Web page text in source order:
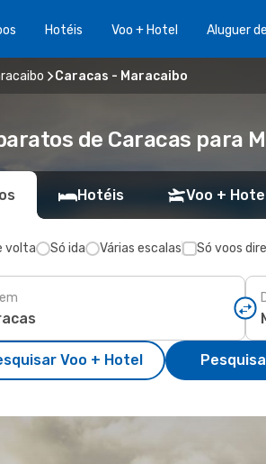
Hotéis Voo + Hotel Aluguer
Caracas - Maracaibo
de Caracas para
Hotéis Voo +
volta Só ida Várias escalas Só voos
Voo + Hotel